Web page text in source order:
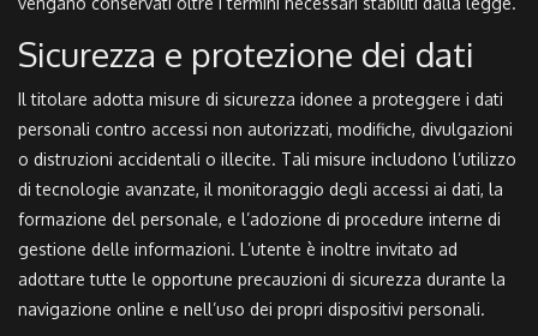
Sicurezza e protezione dei dati
Il titolare adotta misure di sicurezza idonee a proteggere i dati
personali contro accessi non autorizzati, modifiche, divulgazioni
o distruzioni accidentali o illecite. Tali misure includono l’utilizzo
di tecnologie avanzate, il monitoraggio degli accessi ai dati, la
formazione del personale, e l’adozione di procedure interne di
gestione delle informazioni. L’utente è inoltre invitato ad
adottare tutte le opportune precauzioni di sicurezza durante la
navigazione online e nell’uso dei propri dispositivi personali.